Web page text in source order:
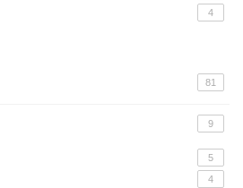
4
81
9
5
4